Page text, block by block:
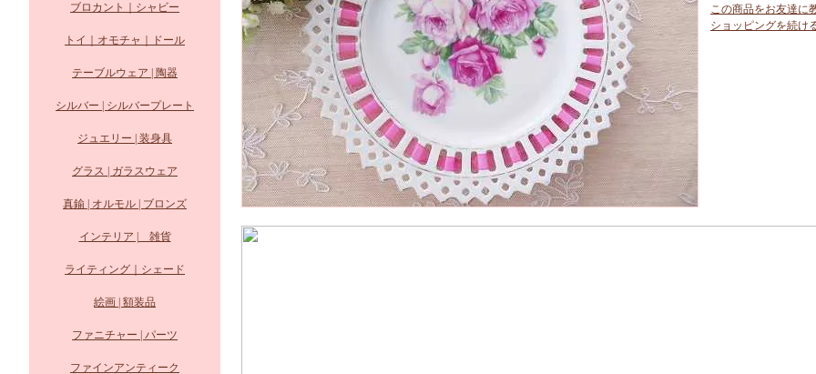
ブロカント｜シャビー
トイ｜オモチャ｜ドール
テーブルウェア | 陶器
シルバー | シルバープレート
ジュエリー | 装身具
グラス | ガラスウェア
真鍮 | オルモル | ブロンズ
インテリア | 雑貨
ライティング｜シェード
絵画 | 額装品
ファニチャー | パーツ
ファインアンティーク
この商品をお友達に
ショッピングを続け